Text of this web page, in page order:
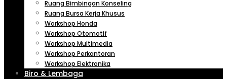
Ruang Bimbingan Konseling
Ruang Bursa Kerja Khusus
Workshop Honda
Workshop Otomotif
Workshop Multimedia
Workshop Perkantoran
Workshop Elektronika
Biro & Lembaga